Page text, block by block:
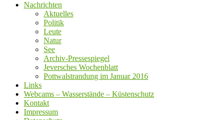
Nachrichten
Aktuelles
Politik
Leute
Natur
See
Archiv-Pressespiegel
Jeversches Wochenblatt
Pottwalstrandung im Januar 2016
Links
Webcams – Wasserstände – Küstenschutz
Kontakt
Impressum